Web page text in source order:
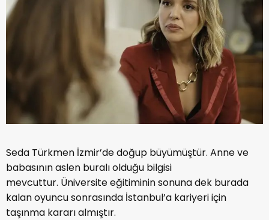
Seda Türkmen İzmir’de doğup büyümüştür. Anne ve
babasının aslen buralı olduğu bilgisi
mevcuttur. Üniversite eğitiminin sonuna dek burada
kalan oyuncu sonrasında İstanbul’a kariyeri için
taşınma kararı almıştır.